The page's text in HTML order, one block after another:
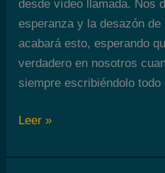
desde vídeo llamada. Nos
esperanza y la desazón
acabará esto, esperando
verdadero en nosotros
siempre escribiéndolo todo
La
Episodio
Leer »